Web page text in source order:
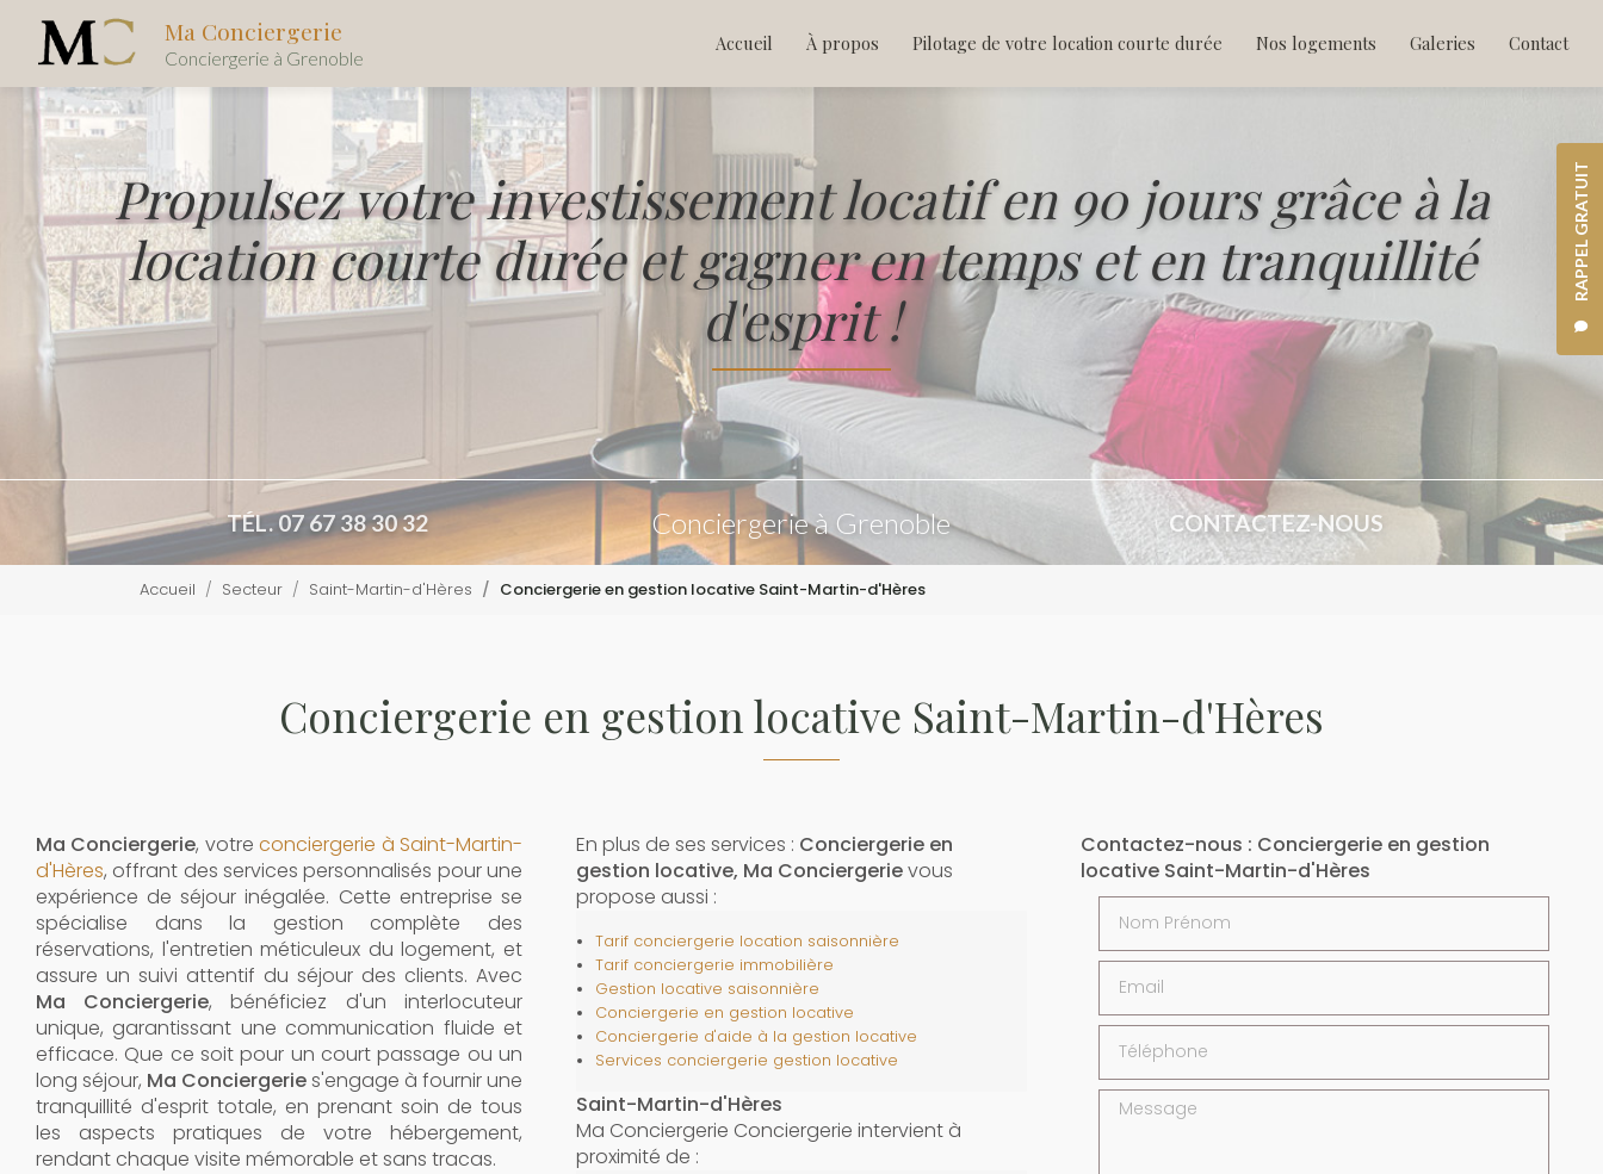
contenu
principal
Ma Conciergerie
Conciergerie à Grenoble
RAPPEL GRATUIT
Accueil À propos Pilotage de votre location courte durée Nos logements Galeries Contact
Propulsez votre investissement locatif en 90 joursgrâce à la
location courte durée et gagneren temps et en tranquillité
d'esprit !
TÉL. 07 67 38 30 32 Conciergerie à Grenoble CONTACTEZ-NOUS
Accueil Secteur Saint-Martin-d'Hères Conciergerie en gestion locative Saint-Martin-d'Hères
Conciergerie en gestion locative Saint-Martin-d'Hères
Ma Conciergerie, votreconciergerie à Saint-Martin-
d'Hères, offrant des services personnalisés pour une
expérience de séjour inégalée. Cette entreprise se
spécialise dans la gestion complète des
réservations, l'entretien méticuleux du logement, et
assure un suivi attentif du séjour des clients. Avec
Ma Conciergerie, bénéficiez d'un interlocuteur
unique, garantissant une communication fluide et
efficace. Que ce soit pour un court passage ou un
long séjour, Ma Conciergeries'engage à fournir une
tranquillité d'esprit totale, en prenant soin de tous
les aspects pratiques de votre hébergement,
rendant chaque visite mémorable et sans tracas.
En plus de ses services : Conciergerie en
gestion locative, Ma Conciergerievous
propose aussi :
Tarif conciergerie location saisonnière
Tarif conciergerie immobilière
Gestion locative saisonnière
Conciergerie en gestion locative
Conciergerie d'aide à la gestion locative
Services conciergerie gestion locative
Saint-Martin-d'Hères
Ma Conciergerie Conciergerie intervient à
proximité de :
Contactez-nous : Conciergerie en gestion
locative Saint-Martin-d'Hères
Message